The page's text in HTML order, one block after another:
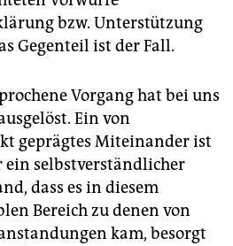
bzw. Unterstützung
Gegenteil ist der Fall.
Vorgang hat bei uns
Ein von
geprägtes Miteinander ist
selbstverständlicher
dass es in diesem
Bereich zu denen von
kam, besorgt